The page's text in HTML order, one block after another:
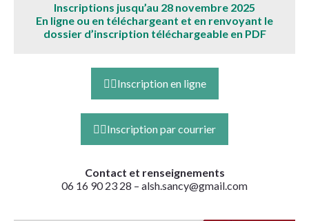
Inscriptions jusqu’au 28 novembre 2025
En ligne ou en téléchargeant et en renvoyant le
dossier d’inscription téléchargeable en PDF
👉🏻Inscription en ligne
👉🏻Inscription par courrier
Contact et renseignements
06 16 90 23 28 – alsh.sancy@gmail.com